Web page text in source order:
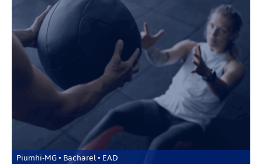
Piumhi-MG • Bacharel • EAD